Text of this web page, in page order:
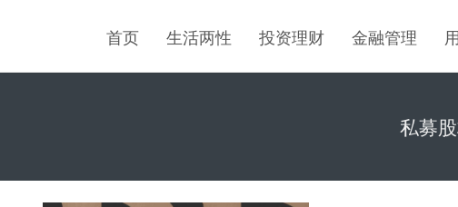
首页 生活两性 投资理财 金融管理
私募